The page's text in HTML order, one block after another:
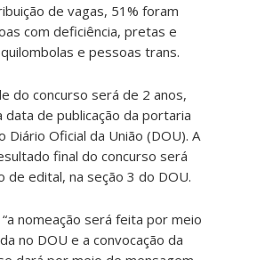
de vagas, 51% foram
com deficiência, pretas e
e pessoas trans.
do concurso será de 2 anos,
de publicação da portaria
Diário Oficial da União (DOU). A
final do concurso será
de edital, na seção 3 do DOU.
nomeação será feita por meio
no DOU e a convocação da